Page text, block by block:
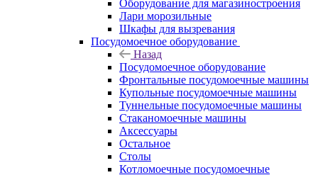
Оборудование для магазиностроения
Лари морозильные
Шкафы для вызревания
Посудомоечное оборудование
Назад
Посудомоечное оборудование
Фронтальные посудомоечные машины
Купольные посудомоечные машины
Туннельные посудомоечные машины
Стаканомоечные машины
Аксессуары
Остальное
Столы
Котломоечные посудомоечные